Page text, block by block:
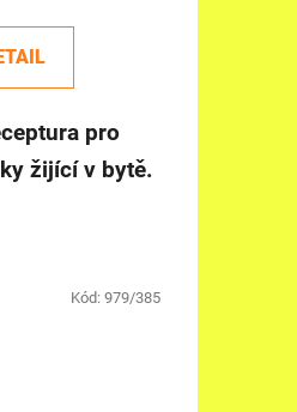
pro
žijící v bytě.
Kód: 979/385